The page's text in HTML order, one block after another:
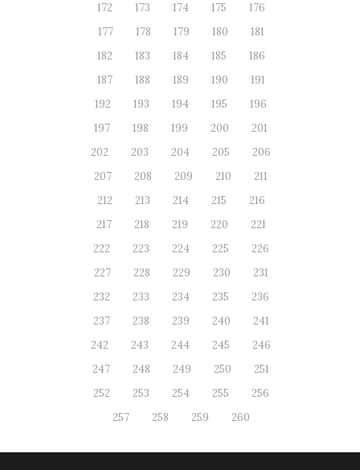
172
173 174 175
176
177
178 179 180
181
182
183 184 185
186
187
188 189 190
191
192
193 194 195
196
197
198 199 200
201
202
203 204 205
206
207
208 209 210
211
212
213 214 215
216
217
218 219 220
221
222
223 224 225
226
227
228 229 230
231
232
233 234 235
236
237
238 239 240
241
242
243 244 245
246
247
248 249 250
251
252
253 254 255
256
257
258 259 260